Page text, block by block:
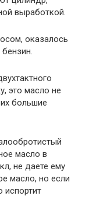
выработкой.
оказалось
это масло не
большие
масло в
не даете ему
масло, но если
испортит